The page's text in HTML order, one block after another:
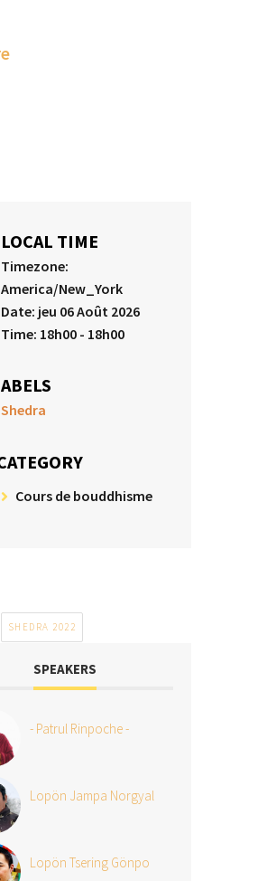
LOCAL TIME
Timezone:
America/New_York
Date: jeu 06 Août 2026
Time: 18h00 - 18h00
Shedra
Cours de bouddhisme
SHEDRA 2022
SPEAKERS
- Patrul Rinpoche -
Lopön Jampa Norgyal
Lopön Tsering Gönpo